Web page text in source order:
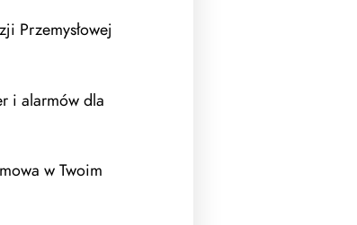
Przemysłowej
i alarmów dla
w Twoim